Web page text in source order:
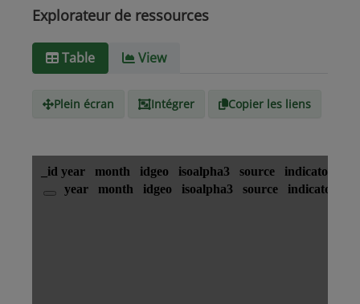
Guatemala
Guyana
Type de
text/csv
Explorateur de ressources
Table View
Plein écran Intégrer Copier les liens